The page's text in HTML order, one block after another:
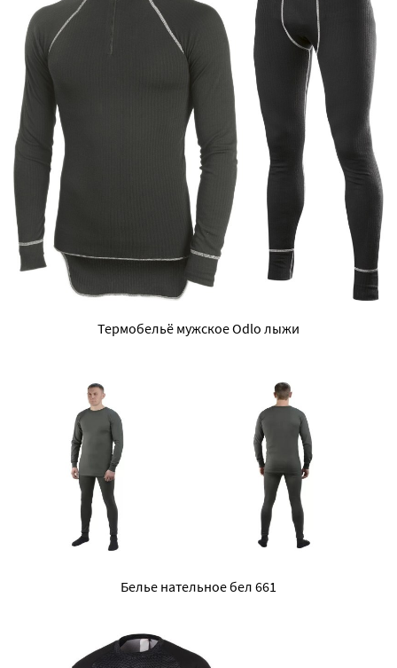
Термобельё мужское Odlo лыжи
Белье нательное бел 661